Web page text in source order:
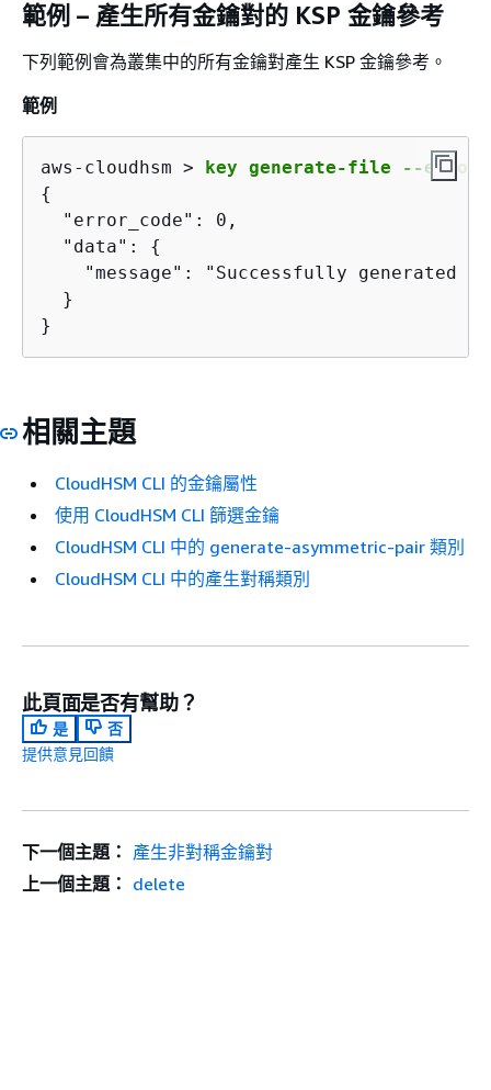
範例 – 產生所有金鑰對的 KSP 金鑰參考
下列範例會為叢集中的所有金鑰對產生 KSP 金鑰參考。
範例
aws-cloudhsm > key generate-file --
{
  "error_code": 0,
  "data":
{
"message": "Successfully generated
  }
}
相關主題
CloudHSM CLI 的金鑰屬性
使用 CloudHSM CLI 篩選金鑰
CloudHSM CLI 中的 generate-asymmetric-pair 類別
CloudHSM CLI 中的產生對稱類別
此頁面是否有幫助？
是
否
提供意見回饋
下一個主題： 產生非對稱金鑰對
上一個主題： delete